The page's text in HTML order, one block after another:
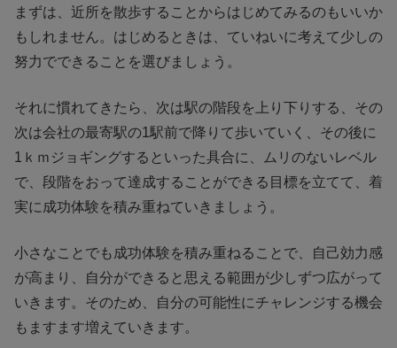
まずは、近所を散歩することからはじめてみるのもいいか
もしれません。はじめるときは、ていねいに考えて少しの
努力でできることを選びましょう。
それに慣れてきたら、次は駅の階段を上り下りする、その
次は会社の最寄駅の1駅前で降りて歩いていく、その後に
1ｋｍジョギングするといった具合に、ムリのないレベル
で、段階をおって達成することができる目標を立てて、着
実に成功体験を積み重ねていきましょう。
小さなことでも成功体験を積み重ねることで、自己効力感
が高まり、自分ができると思える範囲が少しずつ広がって
いきます。そのため、自分の可能性にチャレンジする機会
もますます増えていきます。